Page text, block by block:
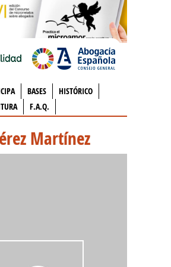
BASES
HISTÓRICO
F.A.Q.
Martínez